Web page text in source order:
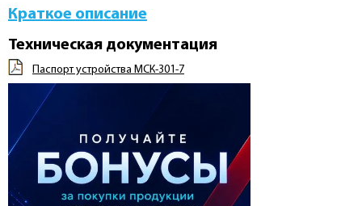
Краткое описание
Техническая документация
Паспорт устройства МСК-301-7